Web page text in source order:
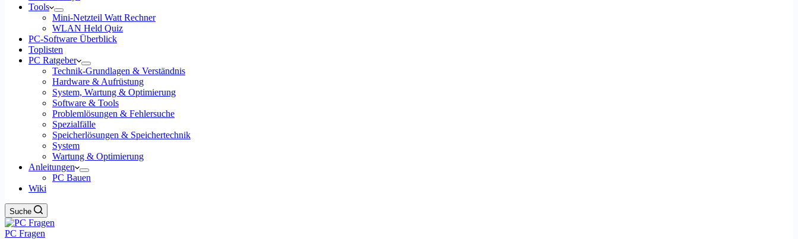
Tools
Mini-Netzteil Watt Rechner
WLAN Held Quiz
PC-Software Überblick
Toplisten
PC Ratgeber
Technik-Grundlagen & Verständnis
Hardware & Aufrüstung
System, Wartung & Optimierung
Software & Tools
Problemlösungen & Fehlersuche
Spezialfälle
Speicherlösungen & Speichertechnik
System
Wartung & Optimierung
Anleitungen
PC Bauen
Wiki
Suche
PC Fragen